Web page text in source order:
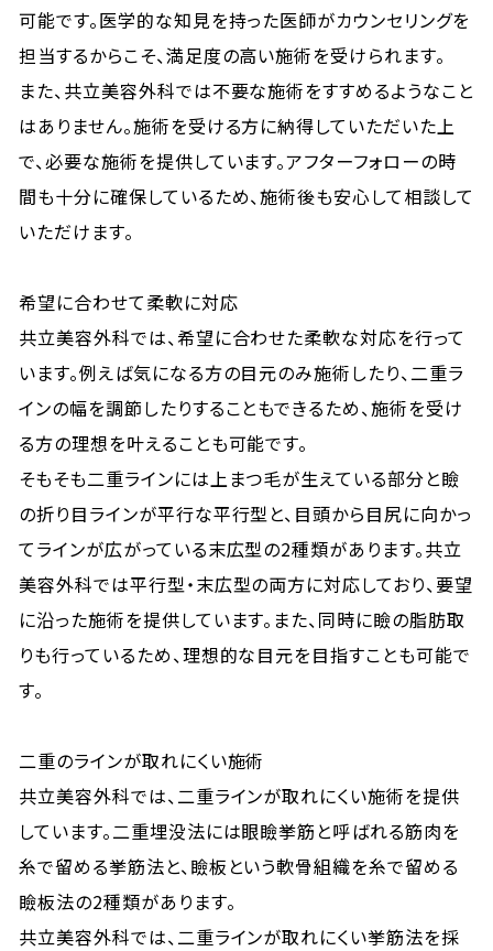
可能です。医学的な知見を持った医師がカウンセリングを
担当するからこそ、満足度の高い施術を受けられます。
また、共立美容外科では不要な施術をすすめるようなこと
はありません。施術を受ける方に納得していただいた上
で、必要な施術を提供しています。アフターフォローの時
間も十分に確保しているため、施術後も安心して相談して
いただけます。
希望に合わせて柔軟に対応
共立美容外科では、希望に合わせた柔軟な対応を行って
います。例えば気になる方の目元のみ施術したり、二重ラ
インの幅を調節したりすることもできるため、施術を受け
る方の理想を叶えることも可能です。
そもそも二重ラインには上まつ毛が生えている部分と瞼
の折り目ラインが平行な平行型と、目頭から目尻に向かっ
てラインが広がっている末広型の2種類があります。共立
美容外科では平行型・末広型の両方に対応しており、要望
に沿った施術を提供しています。また、同時に瞼の脂肪取
りも行っているため、理想的な目元を目指すことも可能で
す。
二重のラインが取れにくい施術
共立美容外科では、二重ラインが取れにくい施術を提供
しています。二重埋没法には眼瞼挙筋と呼ばれる筋肉を
糸で留める挙筋法と、瞼板という軟骨組織を糸で留める
瞼板法の2種類があります。
共立美容外科では、二重ラインが取れにくい挙筋法を採